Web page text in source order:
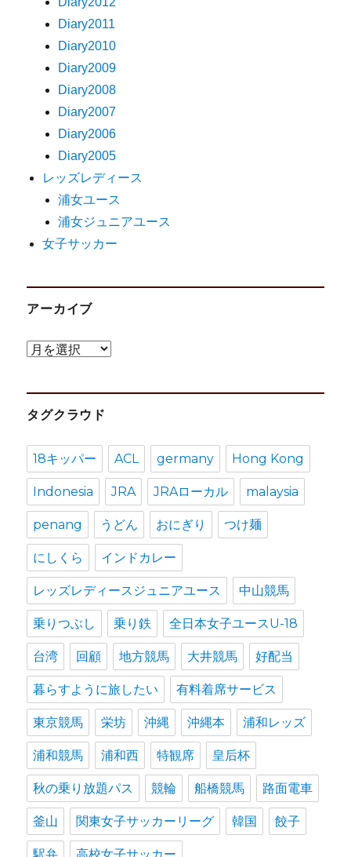
Diary2011
Diary2010
Diary2009
Diary2008
Diary2007
Diary2006
Diary2005
レッズレディース
浦女ユース
浦女ジュニアユース
女子サッカー
アーカイブ
ア
カ
イ
タグクラウド
18キッパー ACL germany Hong Kong
Indonesia JRA JRAローカル malaysia
penang うどん おにぎり つけ麺
にしくら インドカレー
レッズレディースジュニアユース 中山競馬
乗りつぶし 乗り鉄 全日本女子ユースU-18
台湾 回顧 地方競馬 大井競馬 好配当
暮らすように旅したい 有料着席サービス
東京競馬 栄坊 沖縄 沖縄本 浦和レッズ
浦和競馬 浦和西 特観席 皇后杯
秋の乗り放題パス 競輪 船橋競馬 路面電車
釜山 関東女子サッカーリーグ 韓国 餃子